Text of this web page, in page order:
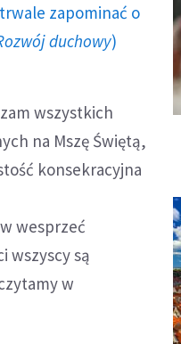
zapominać o
duchowy)
wszystkich
na Mszę Świętą,
konsekracyjna
wesprzeć
wszyscy są
w